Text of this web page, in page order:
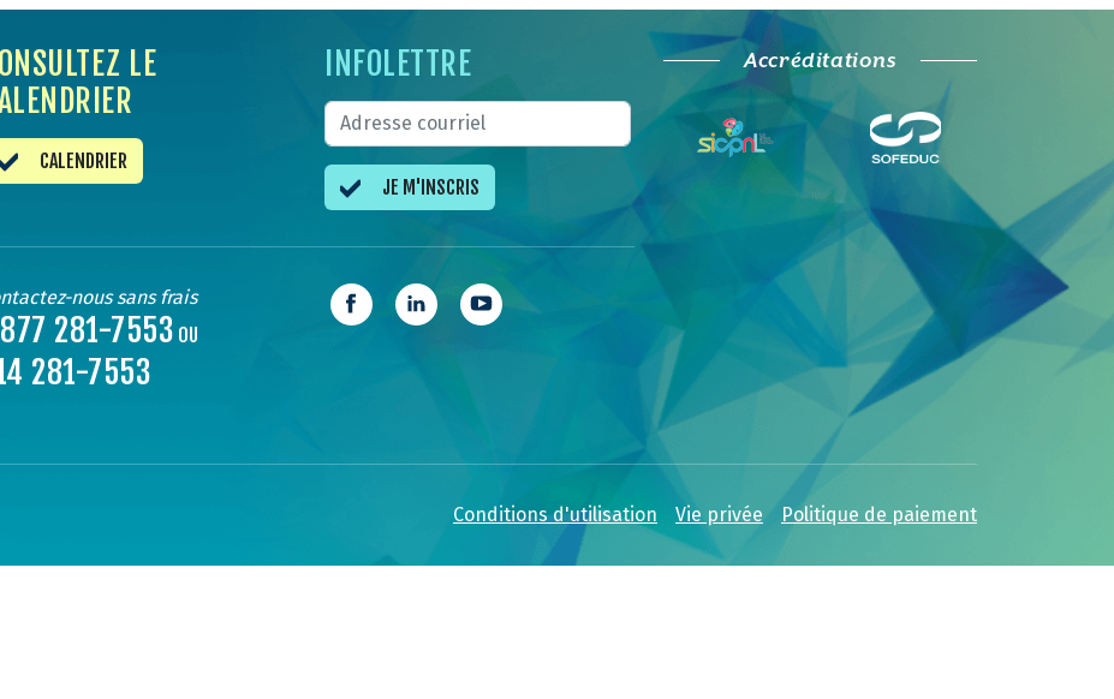
LE
CALENDRIER
INFOLETTRE
JE M'INSCRIS
nous sans frais
281-7553 OU
281-7553
Accréditations
Conditions d'utilisation Vie privée Politique de paiement